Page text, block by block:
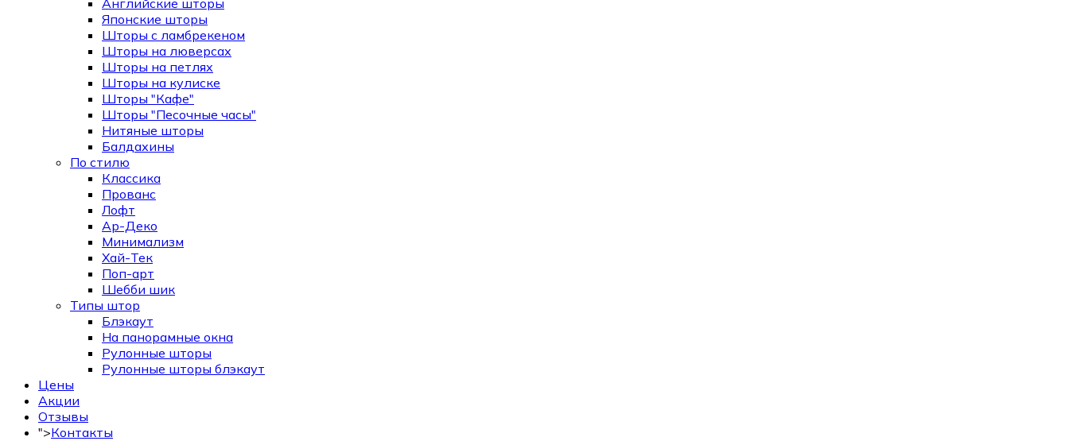
Английские шторы
Японские шторы
Шторы с ламбрекеном
Шторы на люверсах
Шторы на петлях
Шторы на кулиске
Шторы "Кафе"
Шторы "Песочные часы"
Нитяные шторы
Балдахины
По стилю
Классика
Прованс
Лофт
Ар-Деко
Минимализм
Хай-Тек
Поп-арт
Шебби шик
Типы штор
Блэкаут
На панорамные окна
Рулонные шторы
Рулонные шторы блэкаут
Цены
Акции
Отзывы
">Контакты